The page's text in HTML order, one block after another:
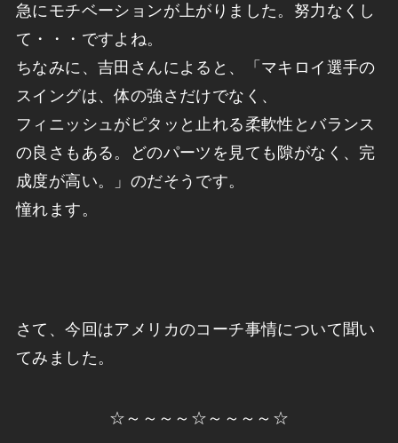
急にモチベーションが上がりました。努力なくし
て・・・ですよね。
ちなみに、吉田さんによると、「マキロイ選手の
スイングは、体の強さだけでなく、
フィニッシュがピタッと止れる柔軟性とバランス
の良さもある。どのパーツを見ても隙がなく、完
成度が高い。」のだそうです。
憧れます。
さて、今回はアメリカのコーチ事情について聞い
てみました。
☆～～～～☆～～～～☆